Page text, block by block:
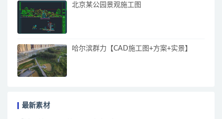
北京某公园景观施工图
哈尔滨群力【CAD施工图+方案+实景】
最新素材